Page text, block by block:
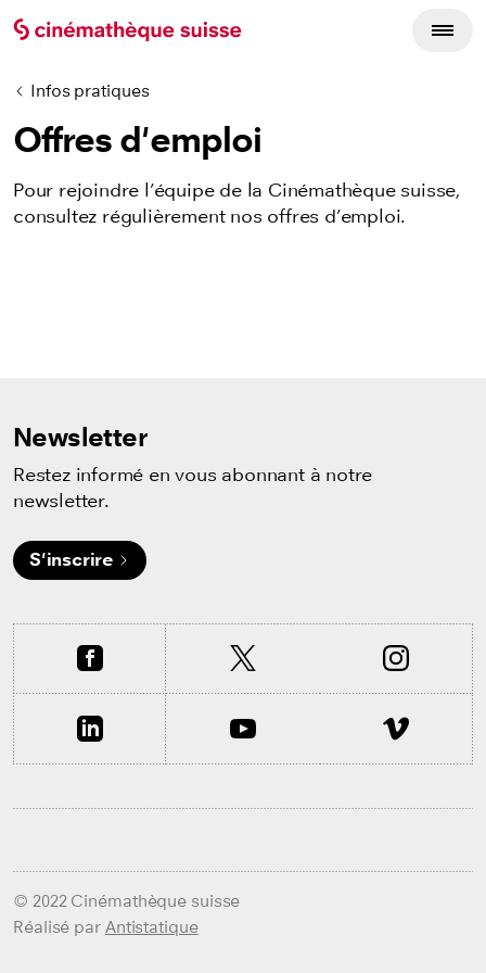
Infos pratiques
Offres d'emploi
Pour rejoindre l’équipe de la Cinémathèque suisse,
consultez régulièrement nos offres d’emploi.
Newsletter
Restez informé en vous abonnant à notre
newsletter.
S'inscrire
© 2022 Cinémathèque suisse
Réalisé par Antistatique